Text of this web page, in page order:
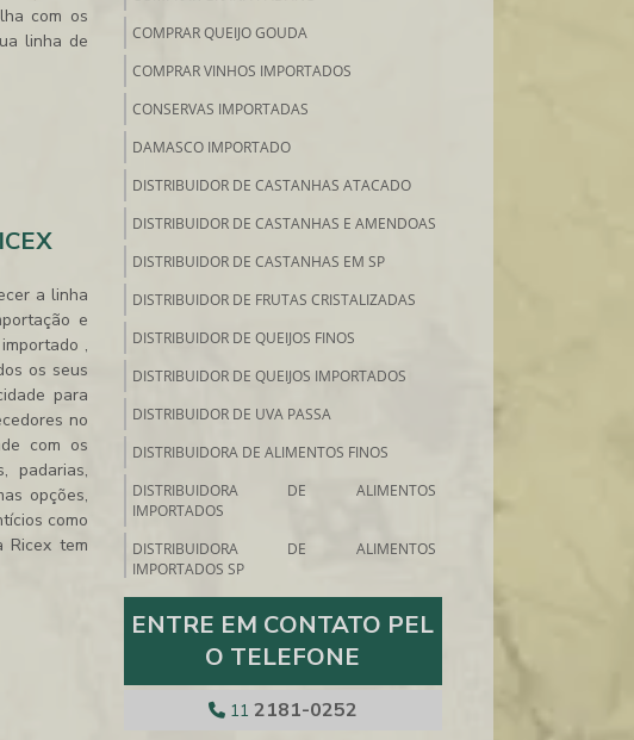
com os
linha de
a linha
e
,
os seus
para
no
com os
padarias,
opções,
como
Ricex tem
COMPRAR QUEIJO GOUDA
COMPRAR VINHOS IMPORTADOS
CONSERVAS IMPORTADAS
DAMASCO IMPORTADO
DISTRIBUIDOR DE CASTANHAS ATACADO
DISTRIBUIDOR DE CASTANHAS E AMENDOAS
DISTRIBUIDOR DE CASTANHAS EM SP
DISTRIBUIDOR DE FRUTAS CRISTALIZADAS
DISTRIBUIDOR DE QUEIJOS FINOS
DISTRIBUIDOR DE QUEIJOS IMPORTADOS
DISTRIBUIDOR DE UVA PASSA
DISTRIBUIDORA DE ALIMENTOS FINOS
DISTRIBUIDORA DE ALIMENTOS
IMPORTADOS
DISTRIBUIDORA DE ALIMENTOS
IMPORTADOS SP
DISTRIBUIDORA DE FRIOS E EMBUTIDOS
DISTRIBUIDORA DE FRUTAS SECAS SP
DISTRIBUIDORA DE GRANA PADANO
ENTRE EM CONTATO PEL
O TELEFONE
11 2181-0252